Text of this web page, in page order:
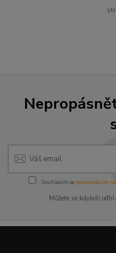
Souhlasím se zpracováním
Můžete se kdykoli